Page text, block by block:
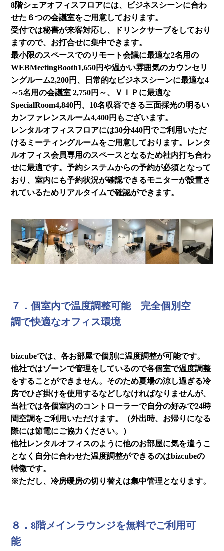
8階シェアオフィスフロアには、ビジネスシーンに合わ
せた６つの会議室をご用意しております。
受付では秘書が来客対応し、ドリンクサーブをしており
ますので、お打合せに集中できます。
最小限のスペースでのリモート会議に最適な2名用の
WEBMeetingBooth1,650円や温かい雰囲気のカウンセリ
ングルーム2,200円、日常的なビジネスシーンに最適な4
～5名用の会議室 2,750円～、ＶＩＰに最適な
SpecialRoom4,840円、10名収容できる三面採光の明るい
カンファレンスルーム4,400円もございます。
レンタルオフィスフロアには30分440円でご利用いただ
けるミーティングルームをご用意しております。レンタ
ルオフィス会員専用のスペースとなるため社内打ち合わ
せに最適です。予約システムからの予約が必須となって
おり、室内にも予約状況が確認できるモニターが設置さ
れているためリアルタイムで確認ができます。
７．個室内で温度調整可能 完全個別空
調で快適なオフィス環境
bizcubeでは、各お部屋で個別に温度調整が可能です。
他社ではゾーンで管理をしているので各個室で温度調整
をすることができません。そのため夏場の涼し過ぎる冷
房でひざ掛けを使用するなどしなければなりませんが、
当社では各個室内のコントローラーで自分の好みで24時
間空調をご利用いただけます。（外出時、お帰りになる
際には節電にご協力ください。）
他社レンタルオフィスのように他のお部屋に気を遣うこ
となく自分に合わせた温度調整ができるのはbizcubeの
特徴です。
※ただし、冷房暖房の切り替えは集中管理となります。
８．8階メインラウンジを無料でご利用可
能